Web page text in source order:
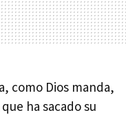
como Dios manda,
ha sacado su